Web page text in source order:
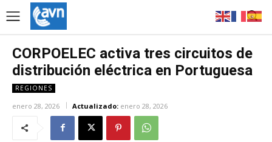
CORPOELEC activa tres circuitos de
distribución eléctrica en Portuguesa
REGIONES
enero 28, 2026 Actualizado: enero 28, 2026